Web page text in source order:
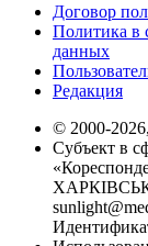
Договор
Политика в
данных
Редакция
© 2000-
Субъект в